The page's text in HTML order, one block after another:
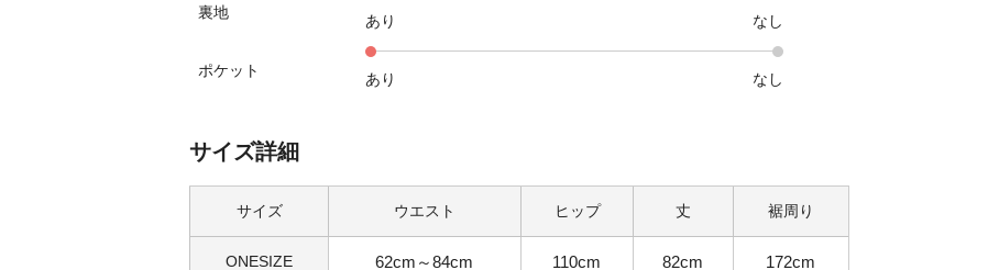
裏地 あり なし
ポケット あり なし
サイズ詳細
サイズ ウエスト ヒップ 丈 裾周り
ONESIZE 62cm～84cm 110cm 82cm 172cm